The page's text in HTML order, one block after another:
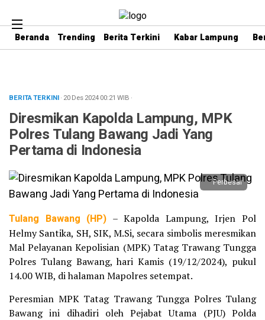
Beranda Trending Berita Terkini Kabar Lampung
BERITA TERKINI· 20 Des 202400:21 WIB ·
Diresmikan Kapolda Lampung, MPK
Polres Tulang Bawang Jadi Yang
Pertama di Indonesia
Perbesar
Tulang Bawang (HP) – Kapolda Lampung, Irjen Pol
Helmy Santika, SH, SIK, M.Si, secara simbolis meresmikan
Mal Pelayanan Kepolisian (MPK) Tatag Trawang Tungga
Polres Tulang Bawang, hari Kamis (19/12/2024), pukul
14.00 WIB, di halaman Mapolres setempat.
Peresmian MPK Tatag Trawang Tungga Polres Tulang
Bawang ini dihadiri oleh Pejabat Utama (PJU) Polda